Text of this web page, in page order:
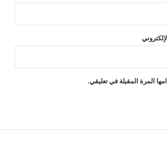
المرة المقبلة في تعليقي.